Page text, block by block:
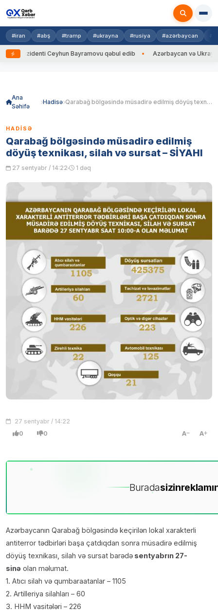
#iran #abş #tramp #ukrayna #rusiya #azərbaycan
Ceyhun Bayramovu qəbul edib Azərbaycan və Ukrayna XİN
Ana
Səhifə
Hadisə Qarabağ bölgəsində müsadirə edilmiş döyüş texnikası, silah və sursat – SİYAHI
HADISƏ
Qarabağ bölgəsində müsadirə edilmiş
döyüş texnikası, silah və sursat – SİYAHI
27 sentyabr / 14:22 1 dəq
27 sentyabr / 14:22
0 0 A A
Buradasizin
Azərbaycanın Qarabağ bölgəsində keçirilən lokal xarakterli
antiterror tədbirləri başa çatdıqdan sonra müsadirə edilmiş
döyüş texnikası, silah və sursat barədə sentyabrın 27-
sinə olan məlumat.
1. Atıcı silah və qumbaraatanlar – 1105
2. Artilleriya silahları – 60
3. HHM vasitələri – 226